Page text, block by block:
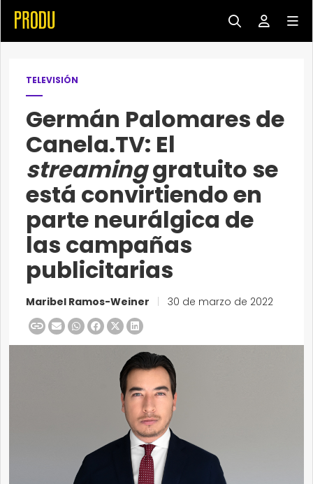
TELEVISIÓN
Germán Palomares de
Canela.TV: El
streaminggratuito se
está convirtiendo en
parte neurálgica de
las campañas
publicitarias
Maribel Ramos-Weiner 30 de marzo de 2022